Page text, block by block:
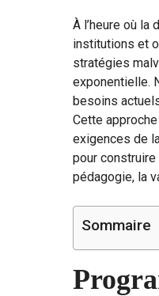
À l’heure où
institutions et
stratégies
exponentielle.
besoins
Cette
exigences de
pour
pédagogie, la
Sommaire